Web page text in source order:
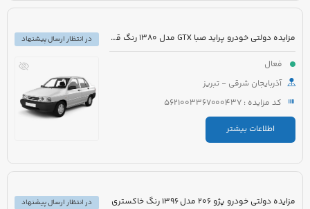
مزایده دولتی خودرو پراید صبا GTX مدل 1380 رنگ قرمز
فعال
آذربایجان شرقی - تبریز
کد مزایده : 5621003367000437
اطلاعات بیشتر
در انتظار ارسال پیشنهاد
مزایده دولتی خودرو پژو 206 مدل 1396 رنگ خاکستری
در انتظار ارسال پیشنهاد